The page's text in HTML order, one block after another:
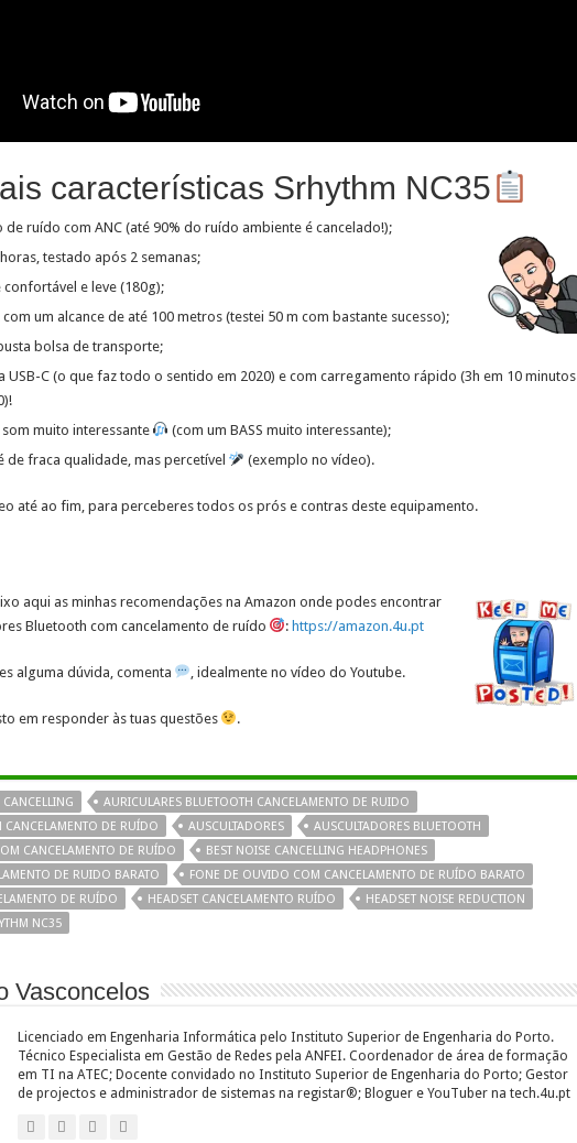
características Srhythm NC35
de ruído com ANC (até 90% do ruído ambiente é cancelado!);
testado após 2 semanas;
confortável e leve (180g);
um alcance de até 100 metros (testei 50 m com bastante sucesso);
bolsa de transporte;
USB-C (o que faz todo o sentido em 2020) e com carregamento rápido (3h em 10 minutos
muito interessante
(com um BASS muito interessante);
de fraca qualidade, mas percetível
(exemplo no vídeo).
até ao fim, para perceberes todos os prós e contras deste equipamento.
aqui as minhas recomendações na Amazon onde podes encontrar
Bluetooth com cancelamento de ruído
: https://amazon.4u.pt
alguma dúvida, comenta , idealmente no vídeo do Youtube.
em responder às tuas questões .
AURICULARES BLUETOOTH CANCELAMENTO DE RUIDO
CANCELAMENTO DE RUÍDO
AUSCULTADORES
AUSCULTADORES BLUETOOTH
CANCELAMENTO DE RUÍDO
BEST NOISE CANCELLING HEADPHONES
DE RUIDO BARATO
FONE DE OUVIDO COM CANCELAMENTO DE RUÍDO BARATO
DE RUÍDO
HEADSET CANCELAMENTO RUÍDO
HEADSET NOISE REDUCTION
NC35
Vasconcelos
Licenciado em Engenharia Informática pelo Instituto Superior de Engenharia do Porto.
Técnico Especialista em Gestão de Redes pela ANFEI. Coordenador de área de formação
em TI na ATEC; Docente convidado no Instituto Superior de Engenharia do Porto; Gestor
de projectos e administrador de sistemas na registar®; Bloguer e YouTuber na tech.4u.pt